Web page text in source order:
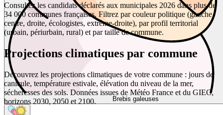
Brebis galeuses
Consultez les candidats déclarés aux municipales 2026 dans plus de
34 000 communes françaises. Filtrez par couleur politique (gauche,
centre, droite, écologistes, extrême-droite), par profil territorial
(urbain, périurbain, rural) et par taille de commune.
Projections climatiques par commune
Découvrez les projections climatiques de votre commune : jours de
canicule, température estivale, élévation du niveau de la mer,
sécheresses des sols. Données issues de Météo France et du GIEC,
horizons 2030, 2050 et 2100.